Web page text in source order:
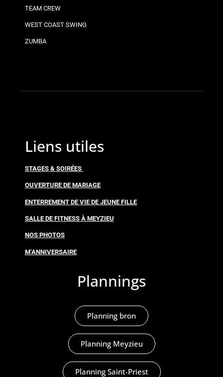
TEAM CREW
WEST COAST SWING
ZUMBA
Liens utiles
STAGES & SOIRÉES
OUVERTURE DE MARIAGE
ENTERREMENT DE VIE DE JEUNE FILLE
SALLE DE FITNESS À MEYZIEU
NOS PHOTOS
M’ANNIVERSAIRE
Plannings
Planning bron
Planning Meyzieu
Planning Saint-Priest